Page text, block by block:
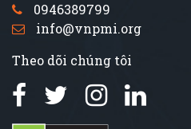
0946389799
info@vnpmi.org
Theo dõi chúng tôi